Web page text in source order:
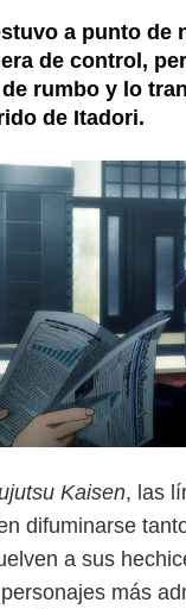
a punto de
de control,
rumbo y lo
de Itadori.
Kaisen, las
difuminarse
a sus
más